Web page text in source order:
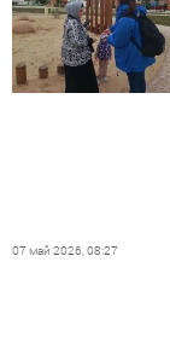
07 май 2026, 08:27